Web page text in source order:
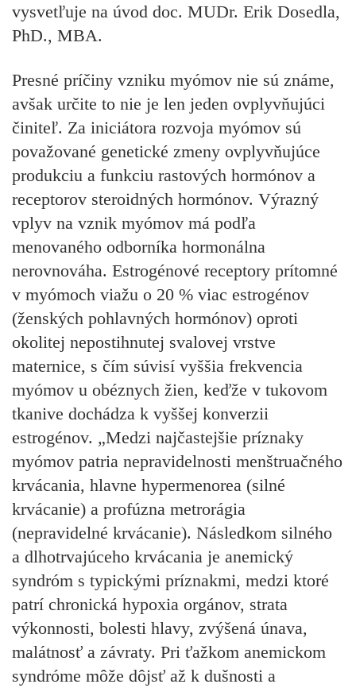
vysvetľuje na úvod doc. MUDr. Erik Dosedla,
PhD., MBA.
Presné príčiny vzniku myómov nie sú známe,
avšak určite to nie je len jeden ovplyvňujúci
činiteľ. Za iniciátora rozvoja myómov sú
považované genetické zmeny ovplyvňujúce
produkciu a funkciu rastových hormónov a
receptorov steroidných hormónov. Výrazný
vplyv na vznik myómov má podľa
menovaného odborníka hormonálna
nerovnováha. Estrogénové receptory prítomné
v myómoch viažu o 20 % viac estrogénov
(ženských pohlavných hormónov) oproti
okolitej nepostihnutej svalovej vrstve
maternice, s čím súvisí vyššia frekvencia
myómov u obéznych žien, keďže v tukovom
tkanive dochádza k vyššej konverzii
estrogénov. „Medzi najčastejšie príznaky
myómov patria nepravidelnosti menštruačného
krvácania, hlavne hypermenorea (silné
krvácanie) a profúzna metrorágia
(nepravidelné krvácanie). Následkom silného
a dlhotrvajúceho krvácania je anemický
syndróm s typickými príznakmi, medzi ktoré
patrí chronická hypoxia orgánov, strata
výkonnosti, bolesti hlavy, zvýšená únava,
malátnosť a závraty. Pri ťažkom anemickom
syndróme môže dôjsť až k dušnosti a